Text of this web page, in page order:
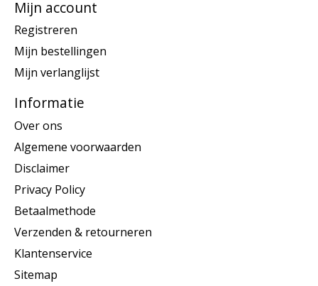
Mijn account
Registreren
Mijn bestellingen
Mijn verlanglijst
Informatie
Over ons
Algemene voorwaarden
Disclaimer
Privacy Policy
Betaalmethode
Verzenden & retourneren
Klantenservice
Sitemap